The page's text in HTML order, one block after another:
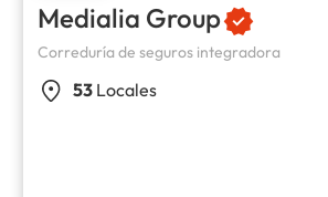
Medialia Group
Correduría de seguros integradora
53 Locales